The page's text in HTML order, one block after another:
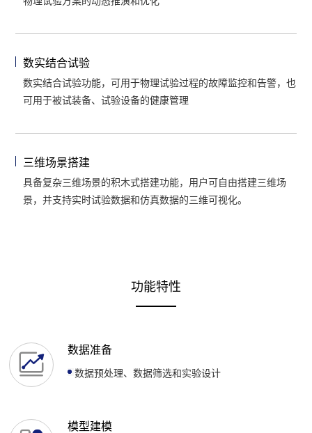
数实结合试验
数实结合试验功能，可用于物理试验过程的故障监控和告警，也
可用于被试装备、试验设备的健康管理
三维场景搭建
具备复杂三维场景的积木式搭建功能，用户可自由搭建三维场
景，并支持实时试验数据和仿真数据的三维可视化。
功能特性
数据准备
数据预处理、数据筛选和实验设计
模型建模